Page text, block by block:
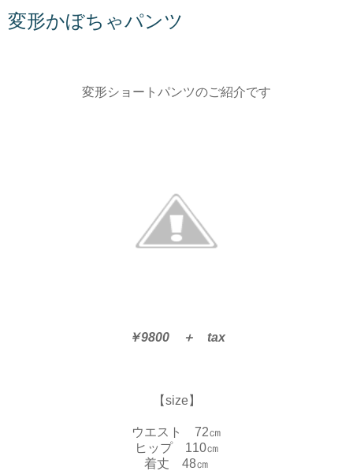
変形かぼちゃパンツ
変形ショートパンツのご紹介です
￥9800 ＋ tax
【size】
ウエスト 72㎝
ヒップ 110㎝
着丈 48㎝